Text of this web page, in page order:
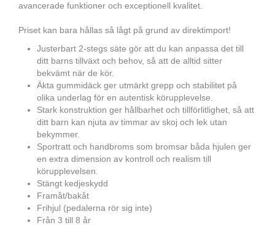
avancerade funktioner och exceptionell kvalitet.
Priset kan bara hållas så lågt på grund av direktimport!
Justerbart 2-stegs säte gör att du kan anpassa det till
ditt barns tillväxt och behov, så att de alltid sitter
bekvämt när de kör.
Äkta gummidäck ger utmärkt grepp och stabilitet på
olika underlag för en autentisk körupplevelse.
Stark konstruktion ger hållbarhet och tillförlitlighet, så att
ditt barn kan njuta av timmar av skoj och lek utan
bekymmer.
Sportratt och handbroms som bromsar båda hjulen ger
en extra dimension av kontroll och realism till
körupplevelsen.
Stängt kedjeskydd
Framåt/bakåt
Frihjul (pedalerna rör sig inte)
Från 3 till 8 år